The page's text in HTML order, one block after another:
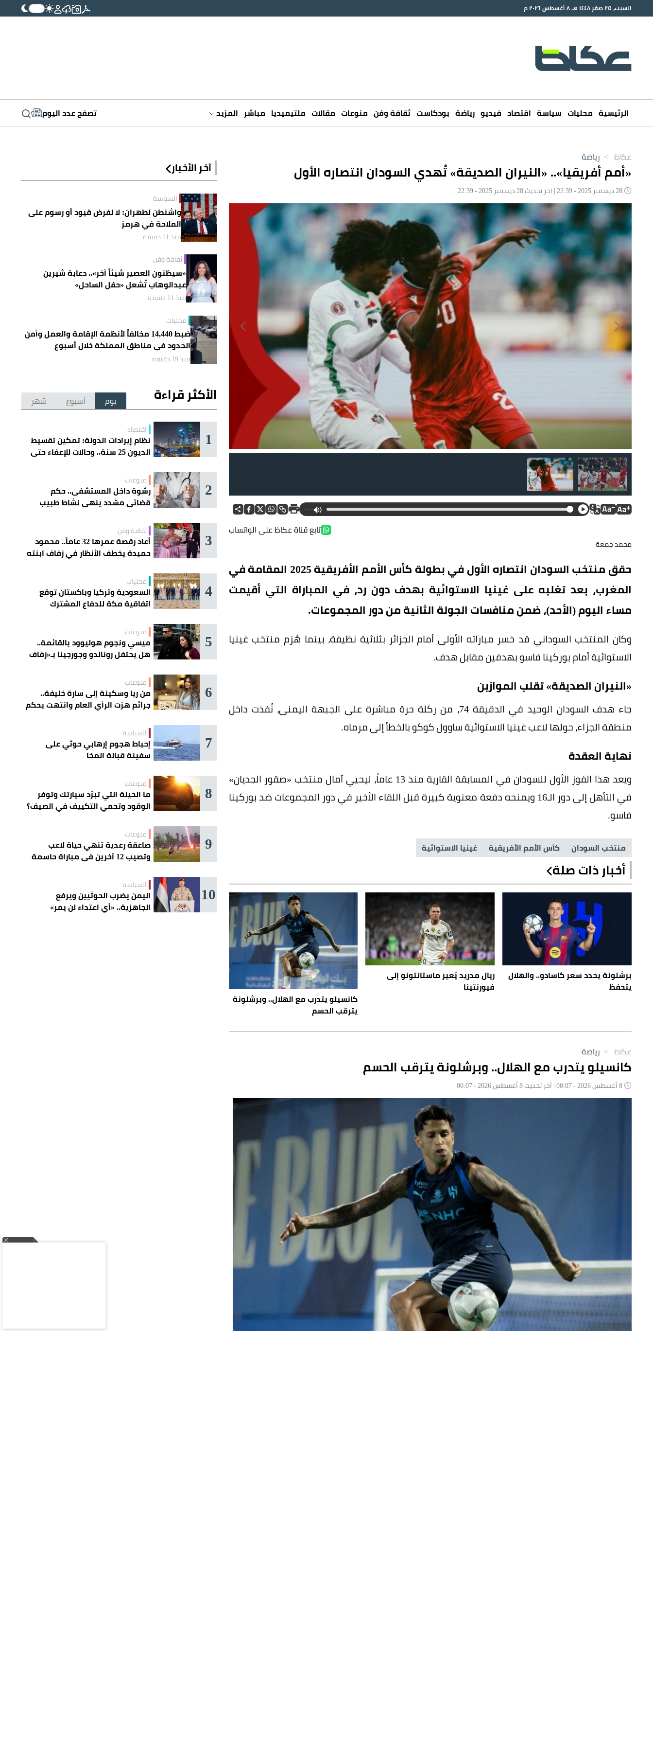
السبت، ٢٥ صفر ١٤٤٨ هـ ٨ أغسطس ٢٠٢٦ م
الرئيسية محليات سياسة اقتصاد فيديو رياضة بودكاست ثقافة وفن منوعات مقالات ملتيميديا مباشر المزيد تصفح عدد اليوم
عكاظ > رياضة
«أمم أفريقيا».. «النيران الصديقة» تُهدي السودان انتصاره الأول
من مباراة السودان وغينيا الاستوائية.
--:--
تابع قناة عكاظ على الواتساب
محمد جمعة
حقق منتخب السودان انتصاره الأول في بطولة كأس الأمم الأفريقية 2025 المقامة في
المغرب، بعد تغلبه على غينيا الاستوائية بهدف دون رد، في المباراة التي أقيمت
مساء اليوم (الأحد)، ضمن منافسات الجولة الثانية من دور المجموعات.
وكان المنتخب السوداني قد خسر مباراته الأولى أمام الجزائر بثلاثية نظيفة، بينما هُزم منتخب غينيا
الاستوائية أمام بوركينا فاسو بهدفين مقابل هدف.
«النيران الصديقة» تقلب الموازين
جاء هدف السودان الوحيد في الدقيقة 74، من ركلة حرة مباشرة على الجبهة اليمنى، نُفذت داخل
منطقة الجزاء، حولها لاعب غينيا الاستوائية ساوول كوكو بالخطأ إلى مرماه.
نهاية العقدة
ويعد هذا الفوز الأول للسودان في المسابقة القارية منذ 13 عاماً، ليحيي آمال منتخب «صقور الجديان»
في التأهل إلى دور الـ16 ويمنحه دفعة معنوية كبيرة قبل اللقاء الأخير في دور المجموعات ضد بوركينا
فاسو.
منتخب السودان كأس الأمم الأفريقية غينيا الاستوائية
أخبار ذات صلة
برشلونة يحدد سعر كاسادو.. والهلال
يتحفظ
ريال مدريد يُعير ماستانتونو إلى
فيورنتينا
كانسيلو يتدرب مع الهلال.. وبرشلونة
يترقب الحسم
آخر الأخبار
السياسة
واشنطن لطهران: لا لفرض قيود أو رسوم على
الملاحة في هرمز
منذ 11 دقيقة
ثقافة وفن
«سيظنون العصير شيئاً آخر».. دعابة شيرين
عبدالوهاب تُشعل «حفل الساحل»
منذ 11 دقيقة
محليات
ضبط 14,440 مخالفاً لأنظمة الإقامة والعمل وأمن
الحدود في مناطق المملكة خلال أسبوع
منذ 19 دقيقة
الأكثر قراءة يوم أسبوع شهر
1 اقتصاد
نظام إيرادات الدولة: تمكين تقسيط
الديون 25 سنة.. وحالات للإعفاء حتى
2 منوعات
رشوة داخل المستشفى.. حكم
قضائي مشدد ينهي نشاط طبيب
3 ثقافة وفن
أعاد رقصة عمرها 32 عاماً.. محمود
حميدة يخطف الأنظار في زفاف ابنته
4 محليات
السعودية وتركيا وباكستان توقع
اتفاقية مكة للدفاع المشترك
5 منوعات
ميسي ونجوم هوليوود بالقائمة..
هل يحتفل رونالدو وجورجينا بـ«زفاف
6 منوعات
من ريا وسكينة إلى سارة خليفة..
جرائم هزت الرأي العام وانتهت بحكم
7 السياسة
إحباط هجوم إرهابي حوثي على
سفينة قبالة المخا
8 منوعات
ما الحيلة التي تبرّد سيارتك وتوفر
الوقود وتحمي التكييف في الصيف؟
9 منوعات
صاعقة رعدية تنهي حياة لاعب
وتصيب 12 آخرين في مباراة حاسمة
10 السياسة
اليمن يضرب الحوثيين ويرفع
الجاهزية.. «أي اعتداء لن يمر»
عكاظ > رياضة
كانسيلو يتدرب مع الهلال.. وبرشلونة يترقب الحسم